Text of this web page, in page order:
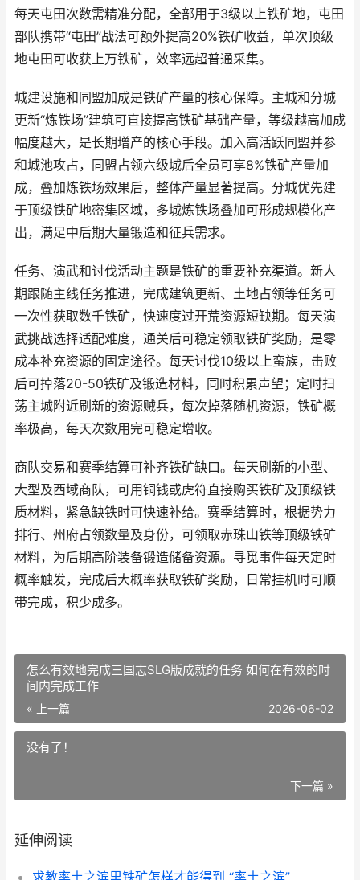
每天屯田次数需精准分配，全部用于3级以上铁矿地，屯田
部队携带“屯田”战法可额外提高20%铁矿收益，单次顶级
地屯田可收获上万铁矿，效率远超普通采集。
城建设施和同盟加成是铁矿产量的核心保障。主城和分城
更新“炼铁场”建筑可直接提高铁矿基础产量，等级越高加成
幅度越大，是长期增产的核心手段。加入高活跃同盟并参
和城池攻占，同盟占领六级城后全员可享8%铁矿产量加
成，叠加炼铁场效果后，整体产量显著提高。分城优先建
于顶级铁矿地密集区域，多城炼铁场叠加可形成规模化产
出，满足中后期大量锻造和征兵需求。
任务、演武和讨伐活动主题是铁矿的重要补充渠道。新人
期跟随主线任务推进，完成建筑更新、土地占领等任务可
一次性获取数千铁矿，快速度过开荒资源短缺期。每天演
武挑战选择适配难度，通关后可稳定领取铁矿奖励，是零
成本补充资源的固定途径。每天讨伐10级以上蛮族，击败
后可掉落20-50铁矿及锻造材料，同时积累声望；定时扫
荡主城附近刷新的资源贼兵，每次掉落随机资源，铁矿概
率极高，每天次数用完可稳定增收。
商队交易和赛季结算可补齐铁矿缺口。每天刷新的小型、
大型及西域商队，可用铜钱或虎符直接购买铁矿及顶级铁
质材料，紧急缺铁时可快速补给。赛季结算时，根据势力
排行、州府占领数量及身份，可领取赤珠山铁等顶级铁矿
材料，为后期高阶装备锻造储备资源。寻觅事件每天定时
概率触发，完成后大概率获取铁矿奖励，日常挂机时可顺
带完成，积少成多。
怎么有效地完成三国志SLG版成就的任务 如何在有效的时
间内完成工作
« 上一篇 2026-06-02
没有了！
下一篇 »
延伸阅读
求教率土之滨里铁矿怎样才能得到 “率土之滨”